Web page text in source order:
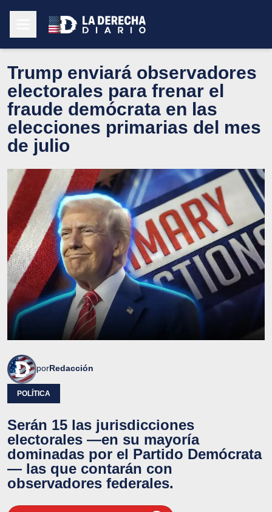
Trump enviará observadores
electorales para frenar el
fraude demócrata en las
elecciones primarias del mes
de julio
porRedacción
POLÍTICA
Serán 15 las jurisdicciones
electorales —en su mayoría
dominadas por el Partido Demócrata
— las que contarán con
observadores federales.